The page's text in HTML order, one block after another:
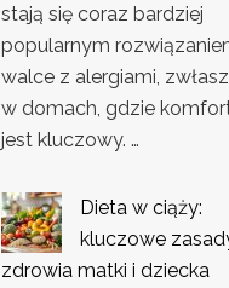
stają się coraz bardziej
popularnym
walce z alergiami,
w domach, gdzie
jest kluczowy. …
Dieta w ciąży:
kluczowe
zdrowia matki i dziecka